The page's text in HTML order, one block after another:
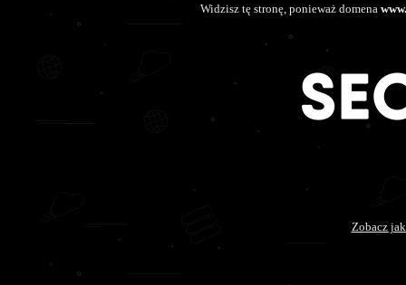
Widzisz tę stronę, ponieważ domena
Zobacz